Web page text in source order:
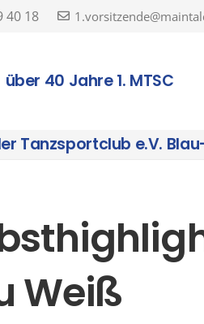
40 18
über 40 Jahre 1. MTSC
Tanzsportclub e.V.
Weiß